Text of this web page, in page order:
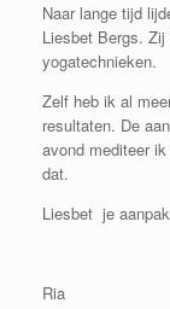
Naar lange tijd
Liesbet Bergs.
yogatechnieken.
Zelf heb ik al
resultaten. De
avond mediteer
dat.
Liesbet je
Ria